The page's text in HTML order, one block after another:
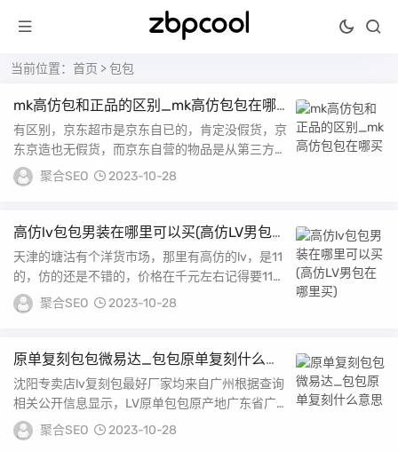
当前位置： 首页 > 包包
mk高仿包和正品的区别_mk高仿包包在哪
买
有区别，京东超市是京东自已的，肯定没假货，京
东京造也无假货，而京东自营的物品是从第三方商
家批发来卖的，所以难免有假货，但你如有证据，
还是...
聚合SEO 2023-10-28
高仿lv包包男装在哪里可以买(高仿LV男包在
哪里买)
天津的塘沽有个洋货市场，那里有高仿的lv，是11
的，仿的还是不错的，价格在千元左右记得要11
哦；还有一个方法有一些人是专门做这个高仿品
牌...
聚合SEO 2023-10-28
原单复刻包包微易达_包包原单复刻什么意
思
沈阳专卖店lv复刻包最好厂家均来自广州根据查询
相关公开信息显示，LV原单包包原产地广东省广
州市白云国际皮具城，其地址位于广东省广州市广
州...
聚合SEO 2023-10-28